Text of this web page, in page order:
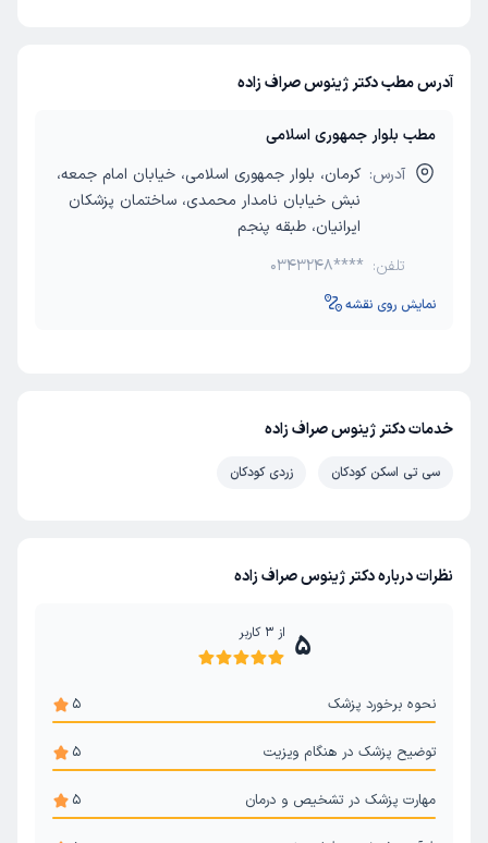
آدرس مطب دکتر ژینوس صراف زاده
مطب بلوار جمهوری اسلامی
آدرس: کرمان، بلوار جمهوری اسلامی، خیابان امام جمعه،
نبش خیابان نامدار محمدی، ساختمان پزشکان
ایرانیان، طبقه پنجم
تلفن: 0343248****
نمایش روی نقشه
خدمات دکتر ژینوس صراف زاده
سی تی اسکن کودکان زردی کودکان
نظرات درباره دکتر ژینوس صراف زاده
5 از 3 کاربر
نحوه برخورد پزشک 5
توضیح پزشک در هنگام ویزیت 5
مهارت پزشک در تشخیص و درمان 5